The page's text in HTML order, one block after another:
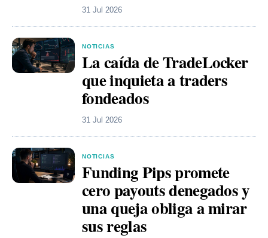
31 Jul 2026
NOTICIAS
La caída de TradeLocker
que inquieta a traders
fondeados
31 Jul 2026
NOTICIAS
Funding Pips promete
cero payouts denegados y
una queja obliga a mirar
sus reglas